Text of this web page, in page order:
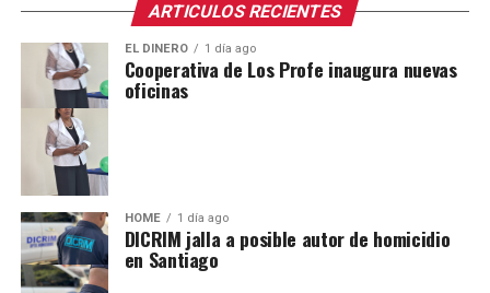
ARTICULOS RECIENTES
EL DINERO 1 día ago
Cooperativa de Los Profe inaugura nuevas
oficinas
HOME 1 día ago
DICRIM jalla a posible autor de homicidio
en Santiago